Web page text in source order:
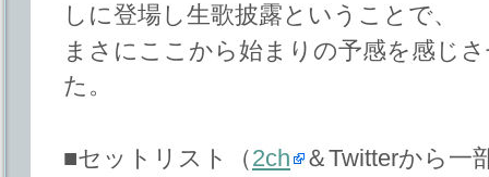
しに登場し生歌披露ということで、
まさにここから始まりの予感を感じ
た。
■セットリスト（2ch
＆Twitterから一